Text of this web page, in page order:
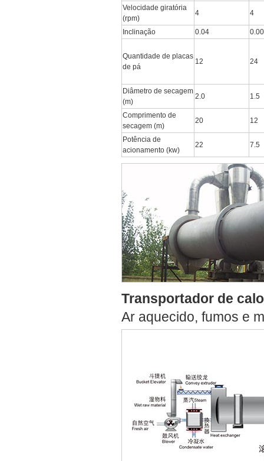
Velocidade giratória
(rpm)
4 4
Inclinação 0.04
Quantidade de placas
de pá
12 24
Diâmetro de secagem
(m)
2.0 1.5
Comprimento de
secagem (m)
20 12
Potência de
acionamento (kw)
22 7.5
Transportador de
Ar aquecido, fumos e